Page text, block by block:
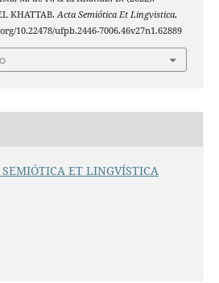
KHATTAB.Acta Semiótica Et Lingvistica,
10.22478/ufpb.2446-7006.46v27n1.62889
ET LINGVÍSTICA